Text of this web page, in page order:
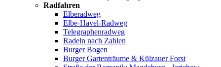
Radfahren
Elberadweg
Elbe-Havel-Radweg
Telegraphenradweg
Radeln nach Zahlen
Burger Bogen
Burger Gartenträume & Külzauer Forst